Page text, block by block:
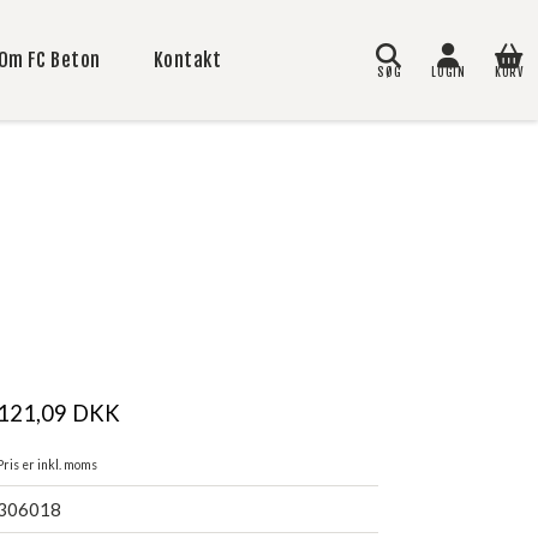
FC Beton Kontakt SØG LOGIN KURV
DKK
er inkl. moms